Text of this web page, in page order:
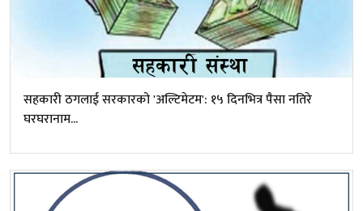
सहकारी ठगलाई सरकारको 'अल्टिमेटम': १५ दिनभित्र पैसा नतिरे
घरघरानाम...